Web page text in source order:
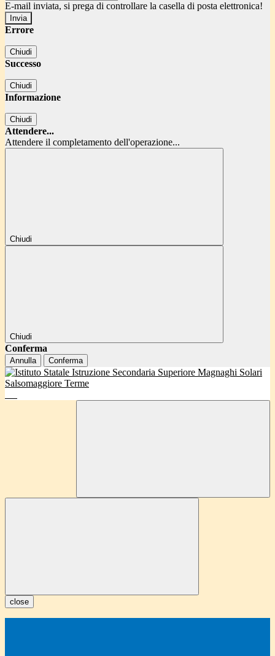
E-mail inviata, si prega di controllare la casella di posta elettronica!
Errore
Chiudi
Successo
Chiudi
Informazione
Chiudi
Attendere...
Attendere il completamento dell'operazione...
Chiudi
Chiudi
Conferma
Annulla Conferma
close